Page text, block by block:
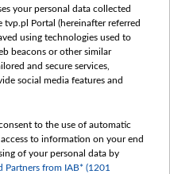
Life
PL
your personal data collected
Portal (hereinafter referred
using technologies used to
beacons or other similar
and secure services,
social media features and
to the use of automatic
to information on your end
of your personal data by
Partners from IAB* (1201